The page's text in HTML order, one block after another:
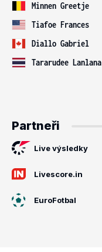
Minnen Greetje
Tiafoe Frances
Diallo Gabriel
Tararudee Lanlana
Partneři
Live výsledky
Livescore.in
EuroFotbal